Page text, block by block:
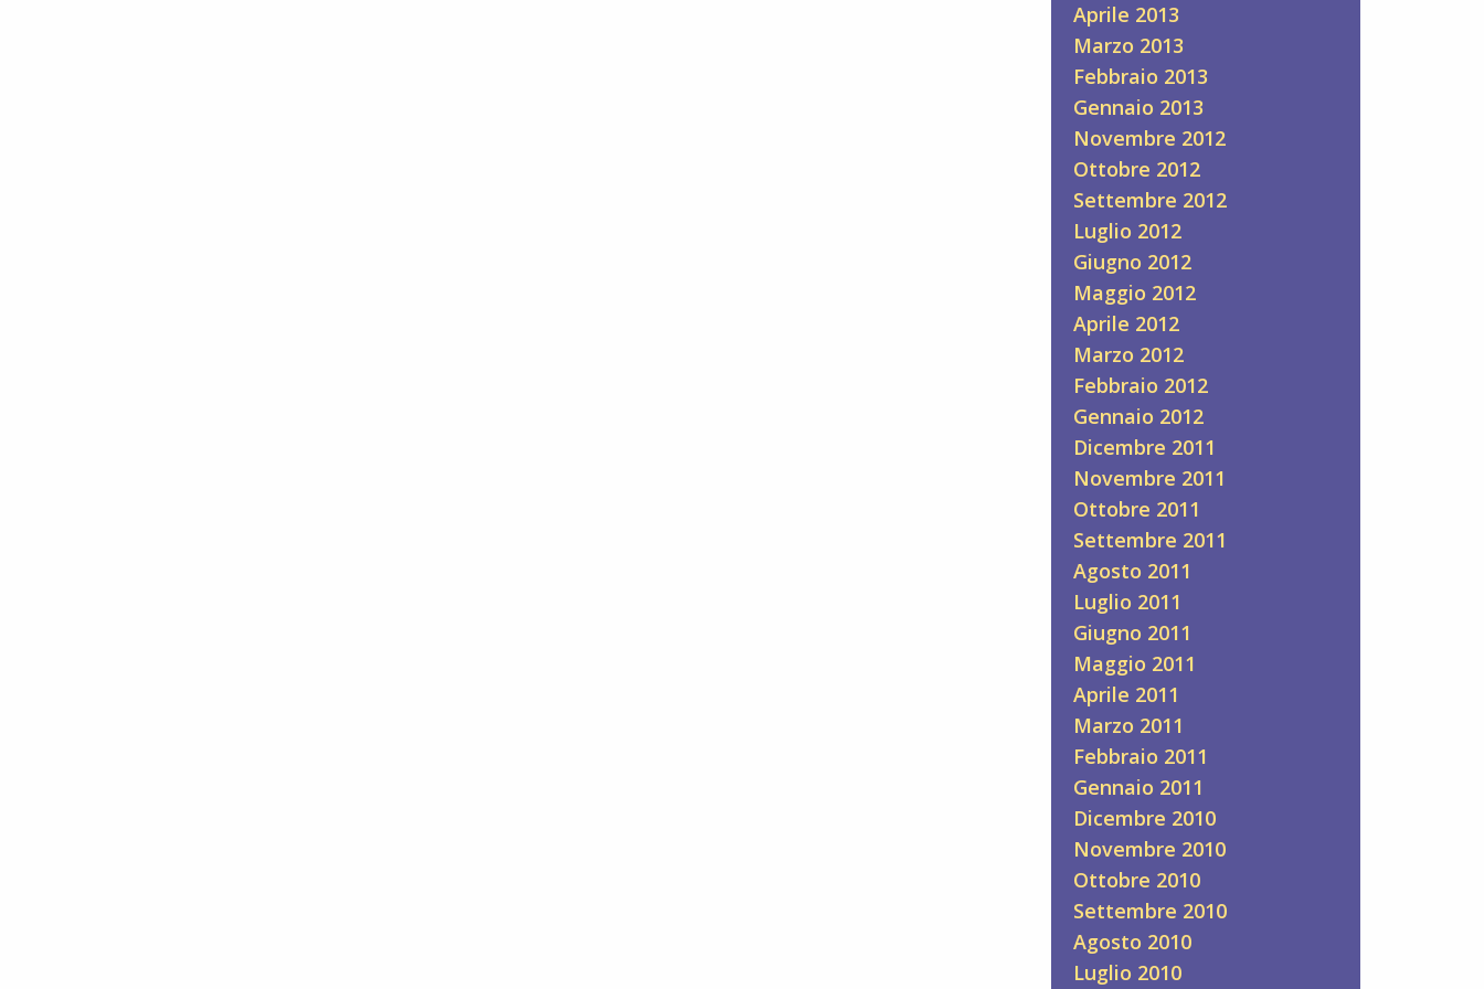
Aprile 2013
Marzo 2013
Febbraio 2013
Gennaio 2013
Novembre 2012
Ottobre 2012
Settembre 2012
Luglio 2012
Giugno 2012
Maggio 2012
Aprile 2012
Marzo 2012
Febbraio 2012
Gennaio 2012
Dicembre 2011
Novembre 2011
Ottobre 2011
Settembre 2011
Agosto 2011
Luglio 2011
Giugno 2011
Maggio 2011
Aprile 2011
Marzo 2011
Febbraio 2011
Gennaio 2011
Dicembre 2010
Novembre 2010
Ottobre 2010
Settembre 2010
Agosto 2010
Luglio 2010